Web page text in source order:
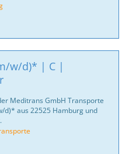
w/d)* | C |
Meditrans GmbH Transporte
d)* aus 22525 Hamburg und